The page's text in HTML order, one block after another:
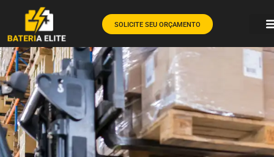
SOLICITE SEU ORÇAMENTO